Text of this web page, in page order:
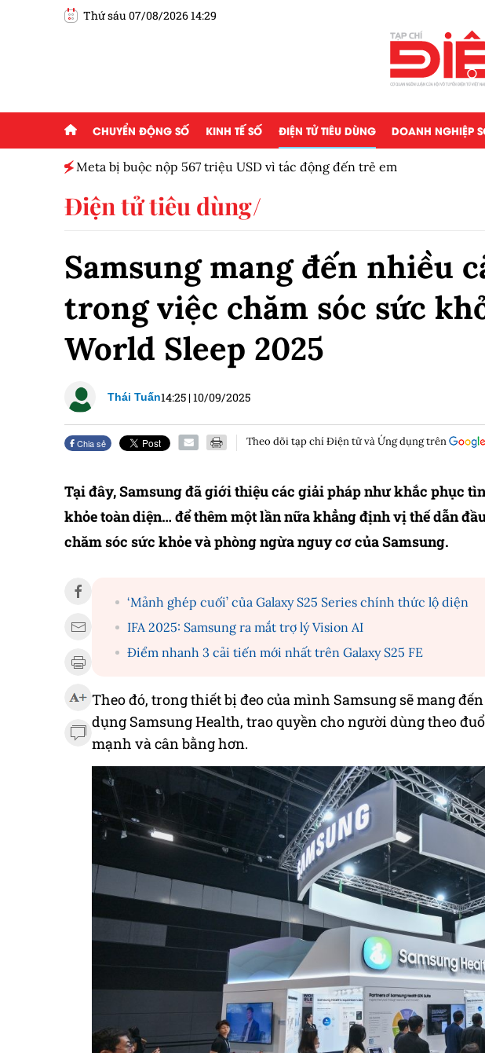
Thứ sáu 07/08/2026 14:29
CHUYỂN ĐỘNG SỐ KINH TẾ SỐ ĐIỆN TỬ TIÊU DÙNG DOANH NGHIỆP
Meta bị buộc nộp 567 triệu USD vì tác động đến trẻ em
Điện tử tiêu dùng
Samsung mang đến nhiều
trong việc chăm sóc sức
World Sleep 2025
Thái Tuấn14:25 |10/09/2025
Chia sẻ Theo dõi tạp chí Điện tử và Ứng dụng trên
Tại đây, Samsung đã giới thiệu các giải pháp như khắc phục
khỏe toàn diện… để thêm một lần nữa khẳng định vị thế dẫn
chăm sóc sức khỏe và phòng ngừa nguy cơ của Samsung.
‘Mảnh ghép cuối’ của Galaxy S25 Series chính thức lộ diện
IFA 2025: Samsung ra mắt trợ lý Vision AI
Điểm nhanh 3 cải tiến mới nhất trên Galaxy S25 FE
Theo đó, trong thiết bị đeo của mình Samsung sẽ mang
dụng Samsung Health, trao quyền cho người dùng theo
mạnh và cân bằng hơn.